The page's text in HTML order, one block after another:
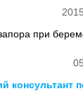
при
консультант